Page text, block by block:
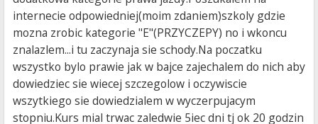
internecie odpowiedniej(moim zdaniem)szkoly gdzie
mozna zrobic kategorie "E"(PRZYCZEPY) no i wkoncu
znalazlem...i tu zaczynaja sie schody.Na poczatku
wszystko bylo prawie jak w bajce zajechalem do nich aby
dowiedziec sie wiecej szczegolow i oczywiscie
wszytkiego sie dowiedzialem w wyczerpujacym
stopniu.Kurs mial trwac zaledwie 5iec dni tj ok 20 godzin